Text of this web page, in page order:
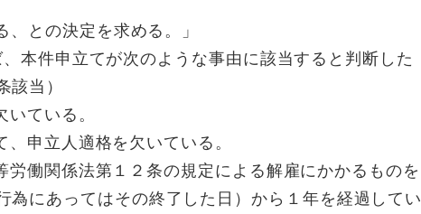
との決定を求める。」
件申立てが次のような事由に該当すると判断した
該当）
ている。
立人適格を欠いている。
関係法第１２条の規定による解雇にかかるものを
為にあってはその終了した日）から１年を経過してい